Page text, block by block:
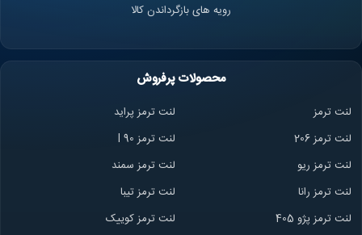
رویه های بازگرداندن کالا
محصولات پرفروش
لنت ترمز
لنت ترمز پراید
لنت ترمز 206
لنت ترمز l 90
لنت ترمز ریو
لنت ترمز سمند
لنت ترمز رانا
لنت ترمز تیبا
لنت ترمز پژو 405
لنت ترمز کوییک